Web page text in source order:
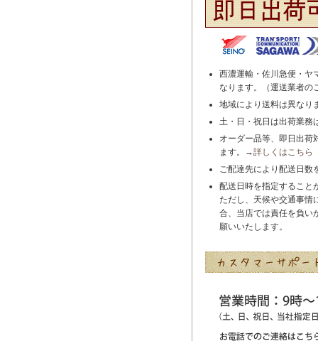
西濃運輸・佐川急便・ヤ
なります。（運送業者の
地域により送料は異なり
土・日・祝日は出荷業務
オーダー品等、即日出荷
ます。→詳しくはこちら
ご配達先により配送日数
配送日時を指定すること
ただし、天候や交通事情
合、当店では責任を負い
願いいたします。